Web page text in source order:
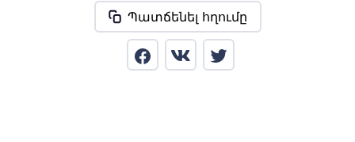
Պատճենել հղումը